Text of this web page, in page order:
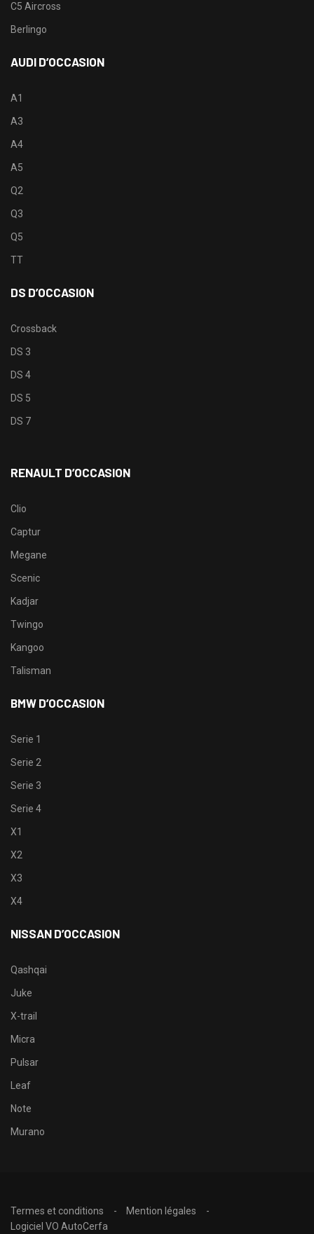
C5 Aircross
Berlingo
AUDI D’OCCASION
A1
A3
A4
A5
Q2
Q3
Q5
TT
DS D’OCCASION
Crossback
DS 3
DS 4
DS 5
DS 7
RENAULT D’OCCASION
Clio
Captur
Megane
Scenic
Kadjar
Twingo
Kangoo
Talisman
BMW D’OCCASION
Serie 1
Serie 2
Serie 3
Serie 4
X1
X2
X3
X4
NISSAN D’OCCASION
Qashqai
Juke
X-trail
Micra
Pulsar
Leaf
Note
Murano
Termes et conditions
Mention légales
Logiciel VO AutoCerfa